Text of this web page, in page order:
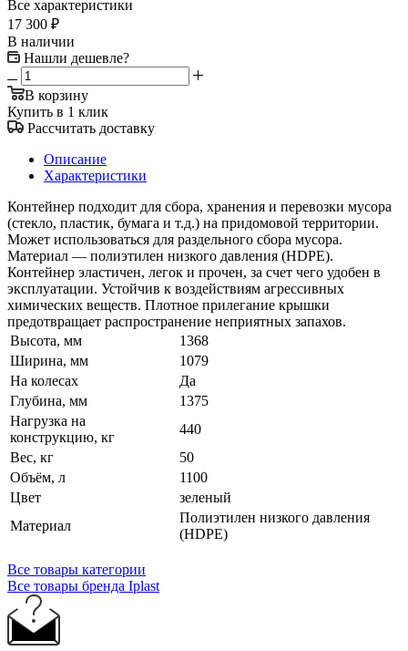
Все характеристики
17 300 ₽
В наличии
Нашли дешевле?
В корзину
Купить в 1 клик
Рассчитать доставку
Описание
Характеристики
Контейнер подходит для сбора, хранения и перевозки мусора
(стекло, пластик, бумага и т.д.) на придомовой территории.
Может использоваться для раздельного сбора мусора.
Материал — полиэтилен низкого давления (HDPE).
Контейнер эластичен, легок и прочен, за счет чего удобен в
эксплуатации. Устойчив к воздействиям агрессивных
химических веществ. Плотное прилегание крышки
предотвращает распространение неприятных запахов.
Высота, мм
1368
Ширина, мм
1079
На колесах
Да
Глубина, мм
1375
Нагрузка на
конструкцию, кг
440
Вес, кг
50
Объём, л
1100
Цвет
зеленый
Материал
Полиэтилен низкого давления
(HDPE)
Все товары категории
Все товары бренда Iplast